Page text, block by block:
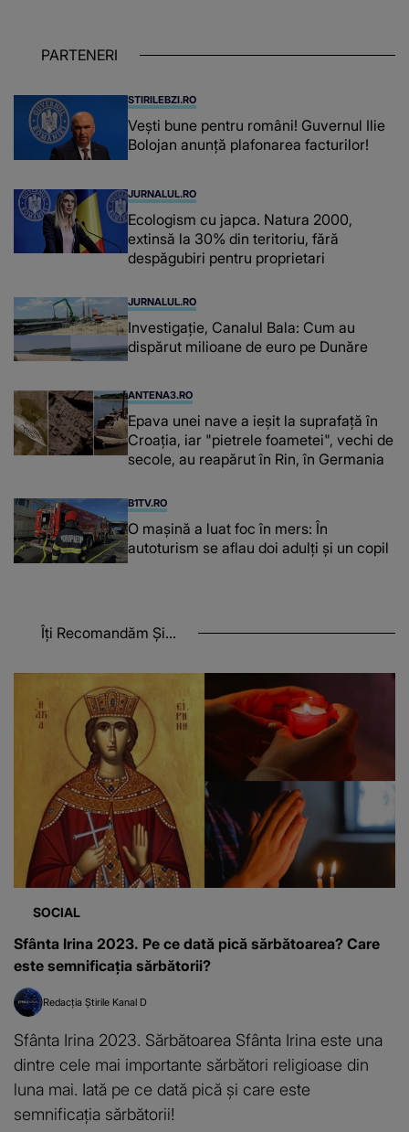
așteptând oportunitatea
PARTENERI
STIRILEBZI.RO
Vești bune pentru români! Guvernul Ilie
Bolojan anunță plafonarea facturilor!
JURNALUL.RO
Ecologism cu japca. Natura 2000,
extinsă la 30% din teritoriu, fără
despăgubiri pentru proprietari
JURNALUL.RO
Investigație, Canalul Bala: Cum au
dispărut milioane de euro pe Dunăre
ANTENA3.RO
Epava unei nave a ieșit la suprafață în
Croația, iar "pietrele foametei", vechi de
secole, au reapărut în Rin, în Germania
B1TV.RO
O maşină a luat foc în mers: În
autoturism se aflau doi adulți și un copil
Îți Recomandăm Și...
SOCIAL
Sfânta Irina 2023. Pe ce dată pică sărbătoarea? Care
este semnificația sărbătorii?
Redacția Știrile Kanal D
Sfânta Irina 2023. Sărbătoarea Sfânta Irina este una
dintre cele mai importante sărbători religioase din
luna mai. Iată pe ce dată pică și care este
semnificația sărbătorii!